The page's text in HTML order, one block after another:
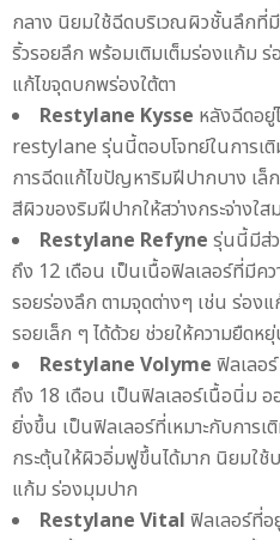
กลาง นิยมใช้ฉีดบริเวณผิวชั้นลึก
ริ้วรอยลึก พร้อมเติมเต็มร่องแก้ม
แก้ไขจุดบกพร่องใต้ตา
Restylane Kysse หลังฉีดอยู่
restylane รุ่นนี้ตอบโจทย์ในการเติ
การฉีดแก้ไขปัญหาริมฝีปากบาง เล็
สีผิวของริมฝีปากให้สว่างกระจ่างใส
Restylane Refyne รุ่นนี้มีส่
ถึง 12 เดือน เป็นเนื้อฟิลเลอร์ที่มีค
รอยร่องลึก ตามจุดต่างๆ เช่น ร่อง
รอยเล็ก ๆ ได้ด้วย ช่วยให้ความยืดห
Restylane Volyme ฟิลเลอ
ถึง 18 เดือน เป็นฟิลเลอร์เนื้อนิ่ม
ยิ่งขึ้น เป็นฟิลเลอร์ที่เหมาะกับการ
กระตุ้นให้ผิวอิ่มฟูขึ้นได้มาก นิยมใ
แก้ม ร่องมุมปาก
Restylane Vital ฟิลเลอร์ที่